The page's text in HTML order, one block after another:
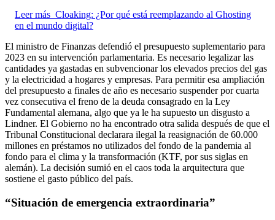
Leer más Cloaking: ¿Por qué está reemplazando al Ghosting
en el mundo digital?
El ministro de Finanzas defendió el presupuesto suplementario para
2023 en su intervención parlamentaria. Es necesario legalizar las
cantidades ya gastadas en subvencionar los elevados precios del gas
y la electricidad a hogares y empresas. Para permitir esa ampliación
del presupuesto a finales de año es necesario suspender por cuarta
vez consecutiva el freno de la deuda consagrado en la Ley
Fundamental alemana, algo que ya le ha supuesto un disgusto a
Lindner. El Gobierno no ha encontrado otra salida después de que el
Tribunal Constitucional declarara ilegal la reasignación de 60.000
millones en préstamos no utilizados del fondo de la pandemia al
fondo para el clima y la transformación (KTF, por sus siglas en
alemán). La decisión sumió en el caos toda la arquitectura que
sostiene el gasto público del país.
“Situación de emergencia extraordinaria”